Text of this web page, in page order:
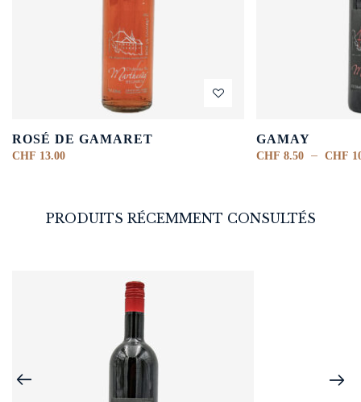
ROSÉ DE GAMARET
CHF 13.00
GAMAY
CHF 8.50 – CHF
PRODUITS RÉCEMMENT CONSULTÉS